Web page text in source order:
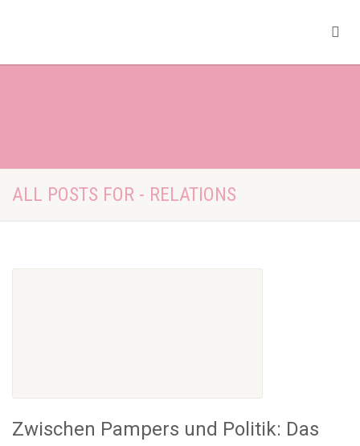
ALL POSTS FOR - RELATIONS
Zwischen Pampers und Politik: Das